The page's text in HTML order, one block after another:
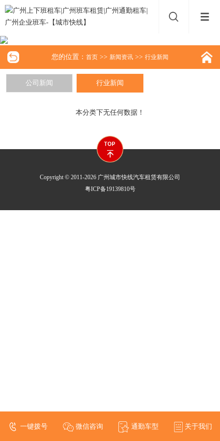
您的位置： 首页 >> 新闻资讯 >> 行业新闻
公司新闻 行业新闻
本分类下无任何数据！
Copyright © 2011-2026 广州城市快线汽车租赁有限公司
粤ICP备19139810号
一键拨号 微信咨询 通勤车型 关于我们